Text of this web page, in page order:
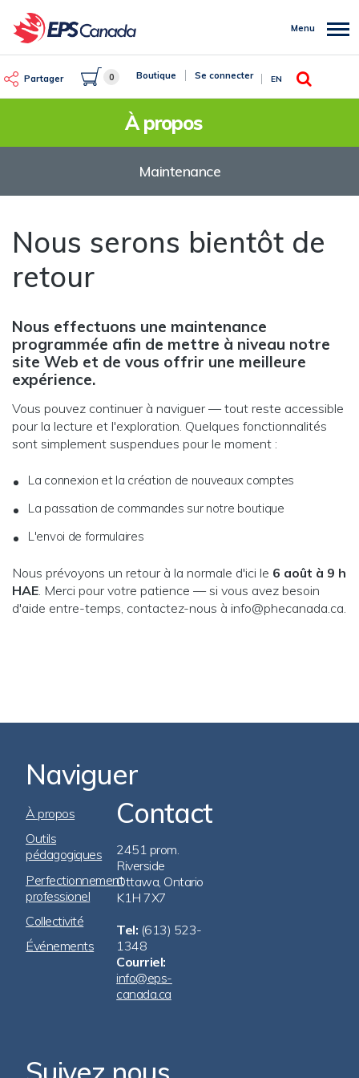
au
contenu
Partager 0 Boutique Se connecter EN
Rechercher
Menu
À propos
Maintenance
Nous serons bientôt de
retour
Nous effectuons une maintenance
programmée afin de mettre à niveau notre
site Web et de vous offrir une meilleure
expérience.
Vous pouvez continuer à naviguer — tout reste accessible
pour la lecture et l'exploration. Quelques fonctionnalités
sont simplement suspendues pour le moment :
La connexion et la création de nouveaux comptes
La passation de commandes sur notre boutique
L'envoi de formulaires
Nous prévoyons un retour à la normale d'ici le 6 août à 9 h
HAE. Merci pour votre patience — si vous avez besoin
d'aide entre-temps, contactez-nous à info@phecanada.ca.
Naviguer
Footer
Navigation
À propos
Outils
pédagogiques
Perfectionnement
professionel
Collectivité
Événements
Contact
2451 prom.
Riverside
Ottawa, Ontario
K1H 7X7
Tel: (613) 523-
1348
Courriel:
info@eps-
canada.ca